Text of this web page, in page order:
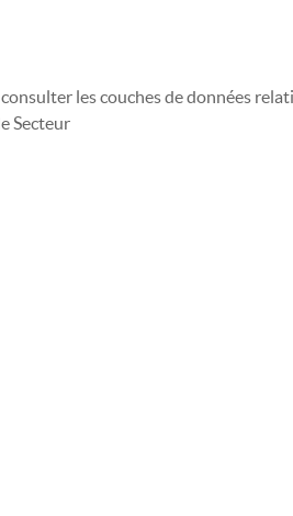
les couches de données
Secteur